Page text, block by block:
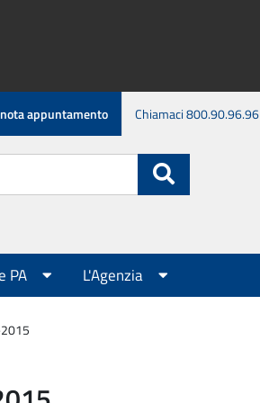
appuntamento Chiamaci 800.90.96.96
PA L'Agenzia